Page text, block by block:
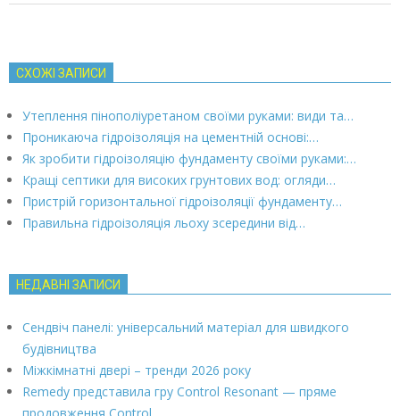
СХОЖІ ЗАПИСИ
Утеплення пінополіуретаном своїми руками: види та…
Проникаюча гідроізоляція на цементній основі:…
Як зробити гідроізоляцію фундаменту своїми руками:…
Кращі септики для високих грунтових вод: огляди…
Пристрій горизонтальної гідроізоляції фундаменту…
Правильна гідроізоляція льоху зсередини від…
НЕДАВНІ ЗАПИСИ
Сендвіч панелі: універсальний матеріал для швидкого
будівництва
Міжкімнатні двері – тренди 2026 року
Remedy представила гру Control Resonant — пряме
продовження Control